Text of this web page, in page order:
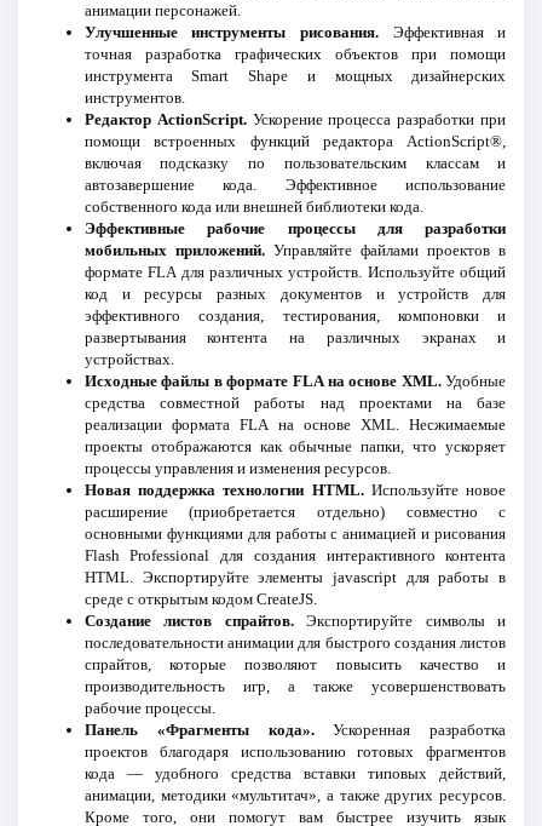
анимации персонажей.
Улучшенные инструменты рисования. Эффективная и
точная разработка графических объектов при помощи
инструмента Smart Shape и мощных дизайнерских
инструментов.
Редактор ActionScript.Ускорение процесса разработки при
помощи встроенных функций редактора ActionScript®,
включая подсказку по пользовательским классам и
автозавершение кода. Эффективное использование
собственного кода или внешней библиотеки кода.
Эффективные рабочие процессы для разработки
мобильных приложений.Управляйте файлами проектов в
формате FLA для различных устройств. Используйте общий
код и ресурсы разных документов и устройств для
эффективного создания, тестирования, компоновки и
развертывания контента на различных экранах и
устройствах.
Исходные файлы в формате FLA на основе XML.Удобные
средства совместной работы над проектами на базе
реализации формата FLA на основе XML. Несжимаемые
проекты отображаются как обычные папки, что ускоряет
процессы управления и изменения ресурсов.
Новая поддержка технологии HTML.Используйте новое
расширение (приобретается отдельно) совместно с
основными функциями для работы с анимацией и рисования
Flash Professional для создания интерактивного контента
HTML. Экспортируйте элементы jаvascript для работы в
среде с открытым кодом CreateJS.
Создание листов спрайтов.Экспортируйте символы и
последовательности анимации для быстрого создания листов
спрайтов, которые позволяют повысить качество и
производительность игр, а также усовершенствовать
рабочие процессы.
Панель «Фрагменты кода».Ускоренная разработка
проектов благодаря использованию готовых фрагментов
кода — удобного средства вставки типовых действий,
анимации, методики «мультитач», а также других ресурсов.
Кроме того, они помогут вам быстрее изучить язык